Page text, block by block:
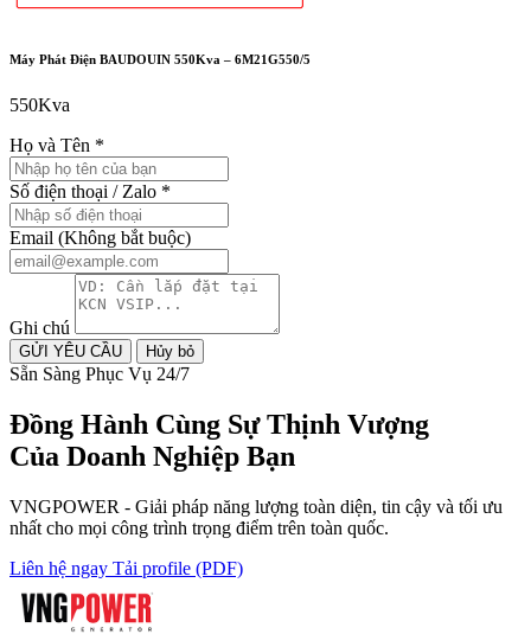
Máy Phát Điện BAUDOUIN 550Kva – 6M21G550/5
550Kva
Họ và Tên *
Số điện thoại / Zalo *
Email (Không bắt buộc)
Ghi chú
GỬI YÊU CẦU Hủy bỏ
Sẵn Sàng Phục Vụ 24/7
Đồng Hành Cùng Sự Thịnh Vượng
Của Doanh Nghiệp Bạn
VNGPOWER - Giải pháp năng lượng toàn diện, tin cậy và tối ưu
nhất cho mọi công trình trọng điểm trên toàn quốc.
Liên hệ ngay Tải profile (PDF)